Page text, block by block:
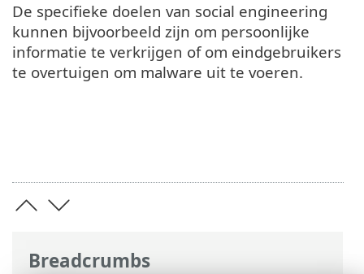
Breadcrumbs
De specifieke doelen van social engineering
kunnen bijvoorbeeld zijn om persoonlijke
informatie te verkrijgen of om eindgebruikers
te overtuigen om malware uit te voeren.